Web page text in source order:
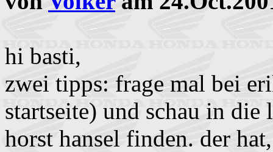
hi basti,
zwei tipps: frage mal bei
startseite) und schau in
horst hansel finden. der